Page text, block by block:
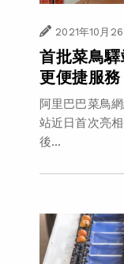
2021年10月26
首批菜鳥
更便捷服務
阿里巴巴菜鳥
站近日首次亮
後...